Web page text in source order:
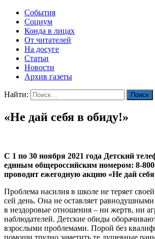
События
Социум
Конда в лицах
От читателей
На досуге
Статьи
Новости
Архив газеты
Найти:
«Не дай себя в обиду!»
С 1 по 30 ноября 2021 года Детский
единым общероссийским номером: 8-
проводит ежегодную акцию «Не дай
Проблема насилия в школе не теряет
сей день. Она не оставляет равнодушными
в нездоровые отношения – ни жертв, ни
наблюдателей. Детские обиды
взрослыми проблемами. Порой без
помощи трудно заметить те душевные